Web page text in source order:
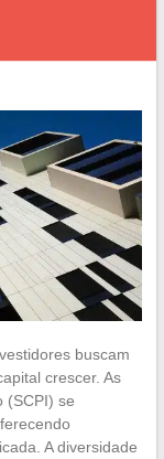
buscam
crescer. As
(SCPI) se
A diversidade